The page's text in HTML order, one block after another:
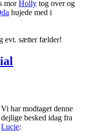
morHolly tog over og
hujede med i
evt. sætter fælder!
Vi har modtaget denne
dejlige besked idag fra
Lucie: